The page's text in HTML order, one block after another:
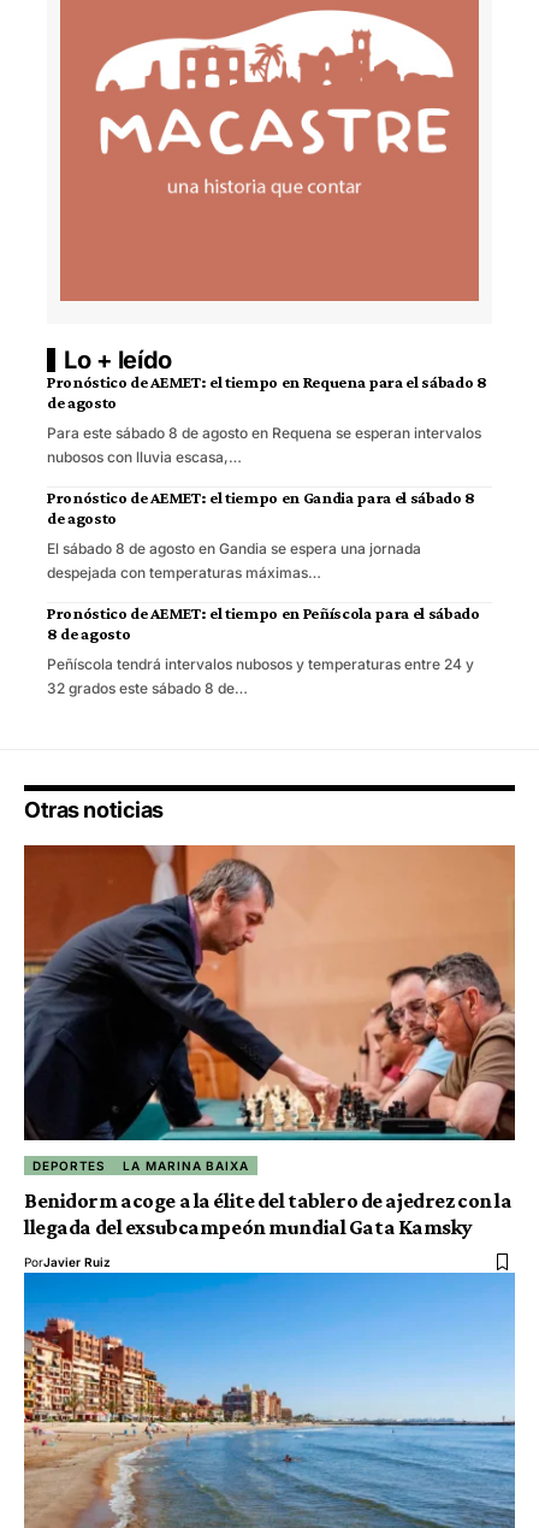
Lo + leído
Pronóstico de AEMET: el tiempo en Requena para el sábado 8
de agosto
Para este sábado 8 de agosto en Requena se esperan intervalos
nubosos con lluvia escasa,…
Pronóstico de AEMET: el tiempo en Gandia para el sábado 8
de agosto
El sábado 8 de agosto en Gandia se espera una jornada
despejada con temperaturas máximas…
Pronóstico de AEMET: el tiempo en Peñíscola para el sábado
8 de agosto
Peñíscola tendrá intervalos nubosos y temperaturas entre 24 y
32 grados este sábado 8 de…
Otras noticias
DEPORTES LA MARINA BAIXA
Benidorm acoge a la élite del tablero de ajedrez con la
llegada del exsubcampeón mundial Gata Kamsky
PorJavier Ruiz